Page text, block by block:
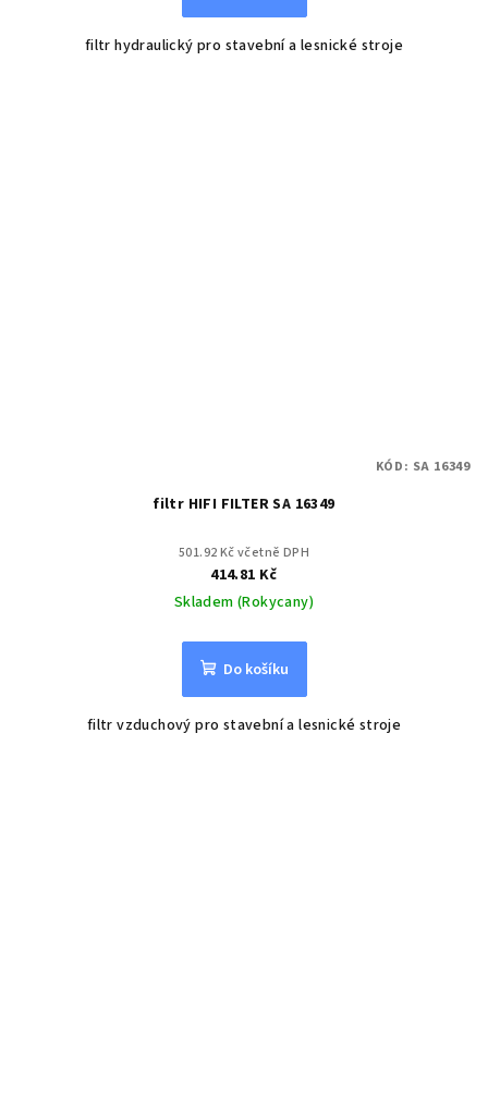
filtr hydraulický pro stavební a lesnické stroje
filtr HIFI FILTER SA 16349
501.92 Kč včetně DPH
414.81 Kč
Skladem (Rokycany)
Do košíku
filtr vzduchový pro stavební a lesnické stroje
KÓD: SA 16349